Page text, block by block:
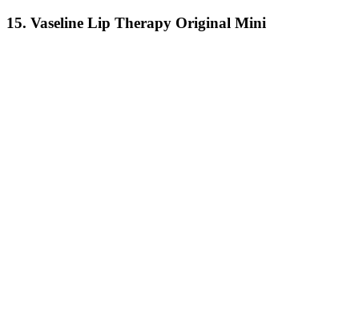
15. Vaseline Lip Therapy Original Mini